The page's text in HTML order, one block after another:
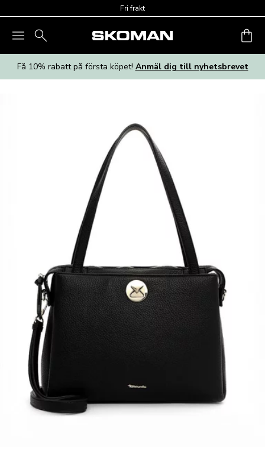
Fri frakt
Få 10% rabatt på första köpet! Anmäl dig till nyhetsbrevet